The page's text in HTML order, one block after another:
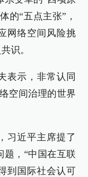
的“五点主张”，
网络空间风险挑
识。
表示，非常认同
空间治理的世界
习近平主席提了
题，“中国在互联
到国际社会认可